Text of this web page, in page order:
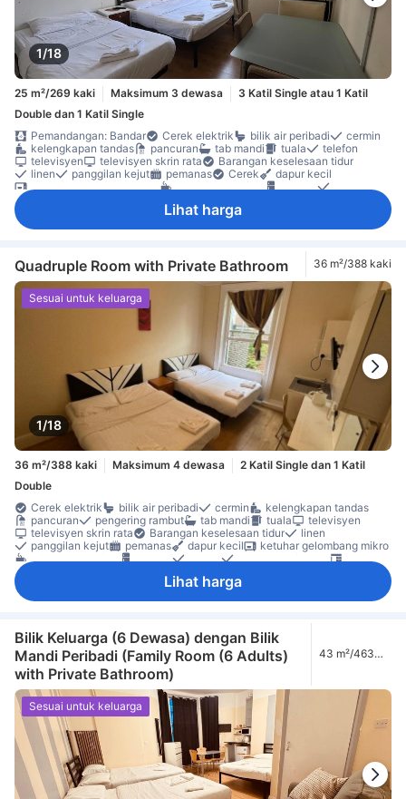
1/18
25 m²/269 kaki Maksimum 3 dewasa
3 Katil Single atau 1 Katil
Double dan 1 Katil Single
Pemandangan: Bandar
Cerek elektrik bilik air peribadi
cermin
kelengkapan tandas
pancuran tab mandi tuala
telefon
televisyen
televisyen skrin rata
Barangan keselesaan tidur
linen
panggilan kejut pemanas Cerek
dapur kecil
Katil bayi (atas permintaan)
Bilik larangan merokok
Lihat harga
Quadruple Room with Private Bathroom 36 m²/388 kaki
1/18
Sesuai untuk keluarga
36 m²/388 kaki Maksimum 4 dewasa
2 Katil Single dan 1 Katil
Double
Cerek elektrik
bilik air peribadi cermin
kelengkapan tandas
pancuran
pengering rambut tab mandi tuala
televisyen
televisyen skrin rata
Barangan keselesaan tidur
linen
panggilan kejut
pemanas dapur kecil
ketuhar gelombang mikro
Katil bayi (atas permintaan)
Boleh diakses dengan tangga
Lihat harga
Bilik Keluarga (6 Dewasa) dengan Bilik
Mandi Peribadi (Family Room (6 Adults)
with Private Bathroom)
43 m²/463
Sesuai untuk keluarga